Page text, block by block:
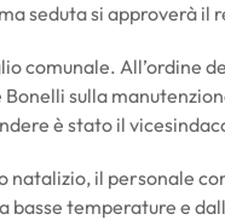
seduta si approverà
comunale. All’ordine
sulla
è stato il
natalizio, il personale
temperature e